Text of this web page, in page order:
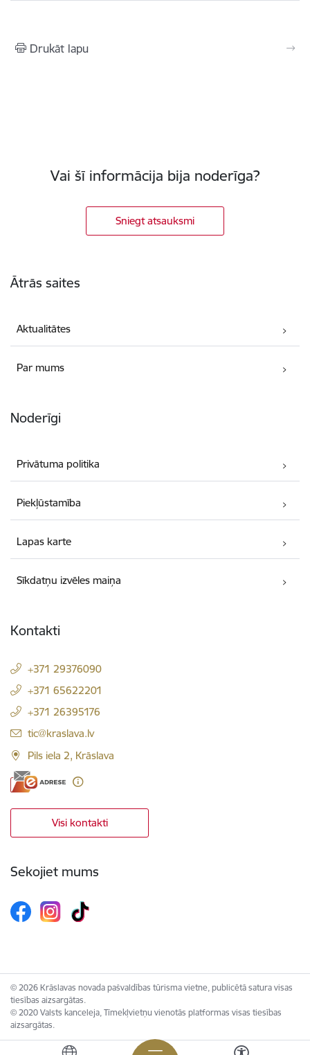
Drukāt lapu
Vai šī informācija bija noderīga?
Sniegt atsauksmi
Ātrās saites
Aktualitātes
Par mums
Noderīgi
Privātuma politika
Piekļūstamība
Lapas karte
Sīkdatņu izvēles maiņa
Kontakti
+371 29376090
+371 65622201
+371 26395176
E-pasts:
tic@kraslava.lv
Pils iela 2, Krāslava
Visi kontakti
Sekojiet mums
© 2026 Krāslavas novada pašvaldības tūrisma vietne, publicētā satura visas
tiesības aizsargātas.
© 2020 Valsts kanceleja, Tīmekļvietņu vienotās platformas visas tiesības
aizsargātas.